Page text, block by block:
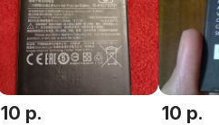
10 р. 10 р.